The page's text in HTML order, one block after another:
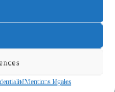
Mentions légales